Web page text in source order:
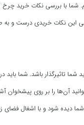
شما با بررسی نکات خرید
تاثیرگذار باشد. شما
آن‌ها را بر روی پیشخوان